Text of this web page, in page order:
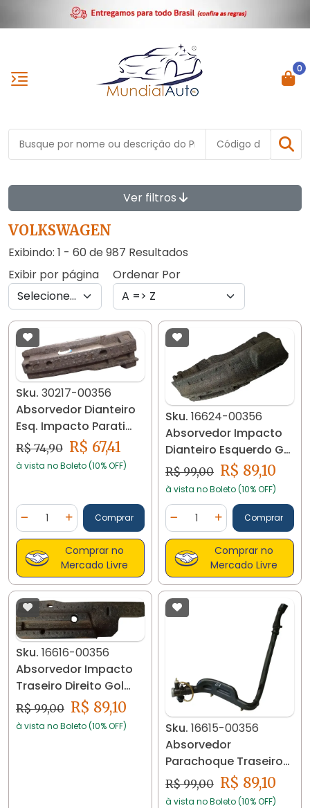
0
Ver filtros
VOLKSWAGEN
Exibindo: 1 - 60 de 987 Resultados
Exibir por página
Ordenar Por
Sku. 30217-00356
Absorvedor Dianteiro
Esq. Impacto Parati
Gol 00/08 30217 Preto
R$ 74,90 R$ 67,41
à vista no Boleto (10% OFF)
Diminuir Quantidade
Quantidade
Adicionar Quantidade
Comprar
Comprar no
Mercado Livre
Sku. 16624-00356
Absorvedor Impacto
Dianteiro Esquerdo Gol
Parati G4
R$ 99,00 R$ 89,10
à vista no Boleto (10% OFF)
Diminuir Quantidade
Quantidade
AdicionarComprar
Comprar no
Mercado Livre
Sku. 16616-00356
Absorvedor Impacto
Traseiro Direito Gol
2006 200 / 14 16616
R$ 99,00 R$ 89,10
à vista no Boleto (10% OFF) Sku. 16615-00356
Absorvedor
Parachoque Traseiro
Esquerdo Gol G4
2006/14 16615
R$ 99,00 R$ 89,10
à vista no Boleto (10% OFF)